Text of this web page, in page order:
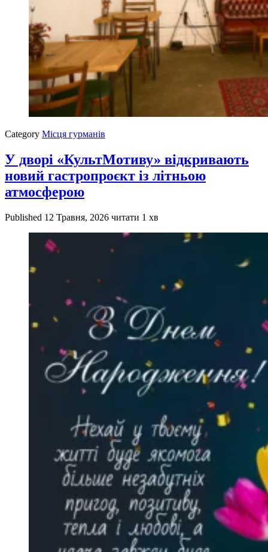
Category Місця гурманів
У дворі «КультМотиву» відкривають
новий гастропроєкт із літньою
атмосферою
Published 12 Травня, 2026 читати 1 хв